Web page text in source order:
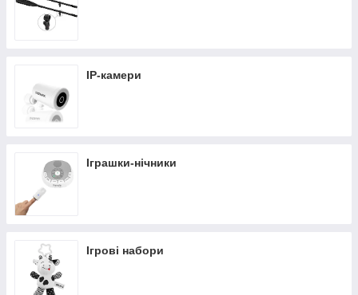
IP-камери
Іграшки-нічники
Ігрові набори